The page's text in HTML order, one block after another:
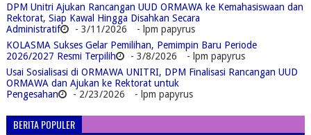
DPM Unitri Ajukan Rancangan UUD ORMAWA ke Kemahasiswaan dan
Rektorat, Siap Kawal Hingga Disahkan Secara
Administratif
- 3/11/2026
- lpm papyrus
KOLASMA Sukses Gelar Pemilihan, Pemimpin Baru Periode
2026/2027 Resmi Terpilih
- 3/8/2026
- lpm papyrus
Usai Sosialisasi di ORMAWA UNITRI, DPM Finalisasi Rancangan UUD
ORMAWA dan Ajukan ke Rektorat untuk
Pengesahan
- 2/23/2026 - lpm papyrus
BERITA POPULER